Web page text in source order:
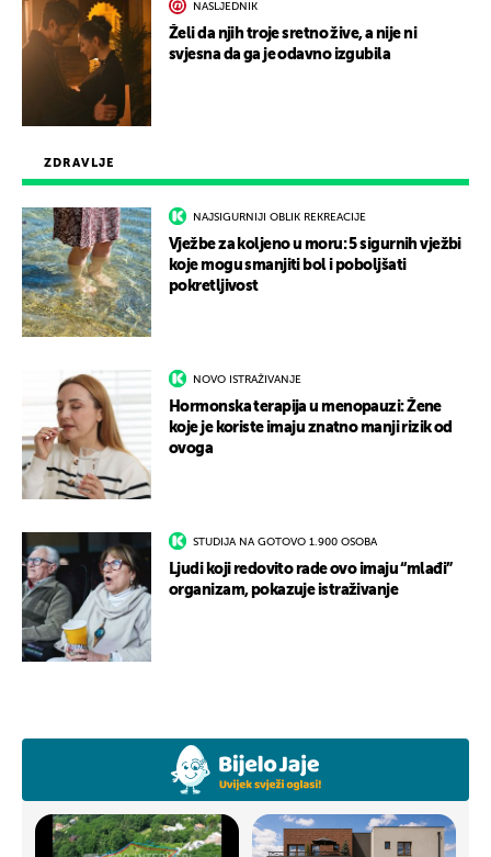
ZDRAVLJE
NAJSIGURNIJI OBLIK REKREACIJE
Vježbe za koljeno u moru: 5 sigurnih vježbi
koje mogu smanjiti bol i poboljšati
pokretljivost
NOVO ISTRAŽIVANJE
Hormonska terapija u menopauzi: Žene
koje je koriste imaju znatno manji rizik od
ovoga
STUDIJA NA GOTOVO 1.900 OSOBA
Ljudi koji redovito rade ovo imaju “mlađi”
organizam, pokazuje istraživanje
NASLJEDNIK
Želi da njih troje sretno žive, a nije ni
svjesna da ga je odavno izgubila